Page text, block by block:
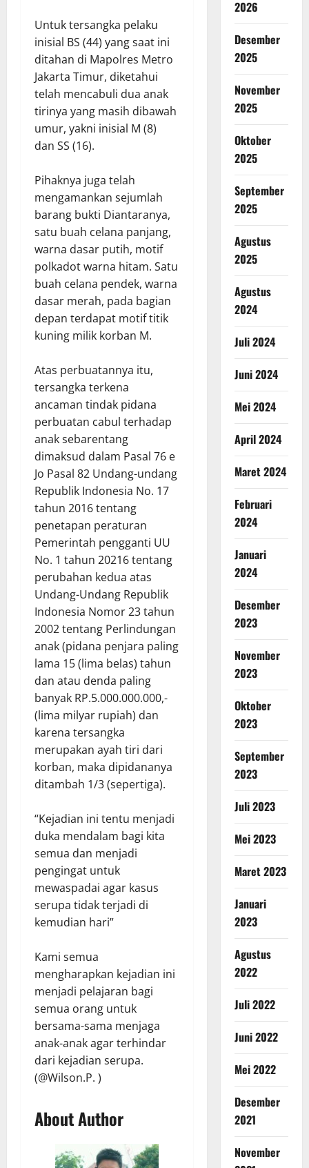
Untuk tersangka pelaku
inisial BS (44) yang saat ini
ditahan di Mapolres Metro
Jakarta Timur, diketahui
telah mencabuli dua anak
tirinya yang masih dibawah
umur, yakni inisial M (8)
dan SS (16).
Pihaknya juga telah
mengamankan sejumlah
barang bukti Diantaranya,
satu buah celana panjang,
warna dasar putih, motif
polkadot warna hitam. Satu
buah celana pendek, warna
dasar merah, pada bagian
depan terdapat motif titik
kuning milik korban M.
Atas perbuatannya itu,
tersangka terkena
ancaman tindak pidana
perbuatan cabul terhadap
anak sebarentang
dimaksud dalam Pasal 76 e
Jo Pasal 82 Undang-undang
Republik Indonesia No. 17
tahun 2016 tentang
penetapan peraturan
Pemerintah pengganti UU
No. 1 tahun 20216 tentang
perubahan kedua atas
Undang-Undang Republik
Indonesia Nomor 23 tahun
2002 tentang Perlindungan
anak (pidana penjara paling
lama 15 (lima belas) tahun
dan atau denda paling
banyak RP.5.000.000.000,-
(lima milyar rupiah) dan
karena tersangka
merupakan ayah tiri dari
korban, maka dipidananya
ditambah 1/3 (sepertiga).
“Kejadian ini tentu menjadi
duka mendalam bagi kita
semua dan menjadi
pengingat untuk
mewaspadai agar kasus
serupa tidak terjadi di
kemudian hari”
Kami semua
mengharapkan kejadian ini
menjadi pelajaran bagi
semua orang untuk
bersama-sama menjaga
anak-anak agar terhindar
dari kejadian serupa.
(@Wilson.P. )
About Author
2026
Desember
2025
November
2025
Oktober
2025
September
2025
Agustus
2025
Agustus
2024
Juli 2024
Juni 2024
Mei 2024
April 2024
Maret 2024
Februari
2024
Januari
2024
Desember
2023
November
2023
Oktober
2023
September
2023
Juli 2023
Mei 2023
Maret 2023
Januari
2023
Agustus
2022
Juli 2022
Juni 2022
Mei 2022
Desember
2021
November